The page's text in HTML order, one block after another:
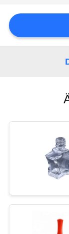
SITEMAP
PRIVACY
POLICY